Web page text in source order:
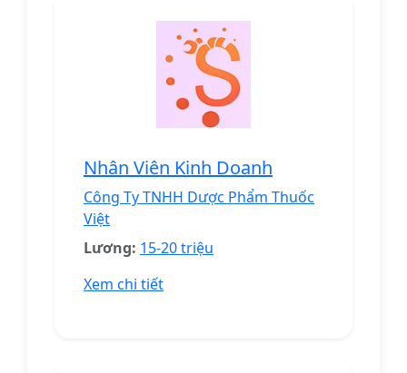
Nhân Viên Kinh Doanh
Công Ty TNHH Dược Phẩm Thuốc
Việt
Lương: 15-20 triệu
Xem chi tiết